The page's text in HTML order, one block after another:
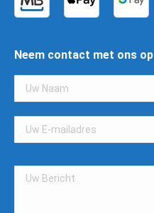
Neem contact met ons op
Gelieve
dit